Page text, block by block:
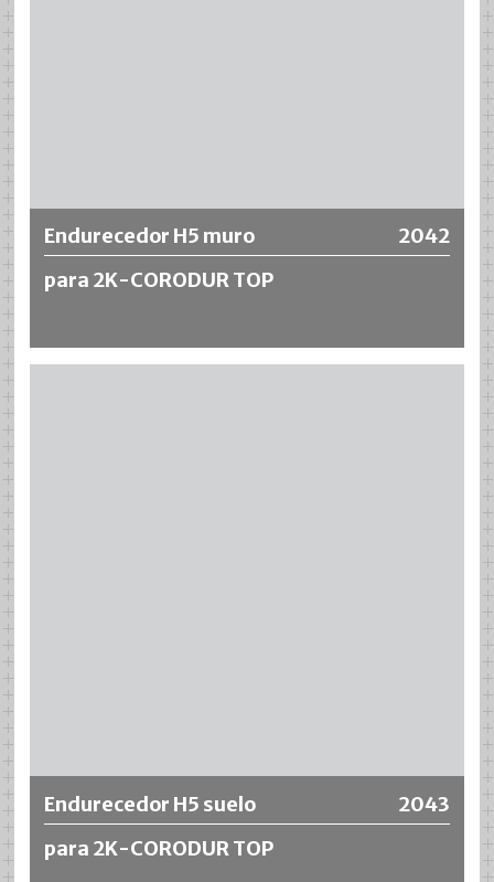
2042
Endurecedor H5 muro
para 2K-CORODUR TOP
2043
Endurecedor H5 suelo
para 2K-CORODUR TOP